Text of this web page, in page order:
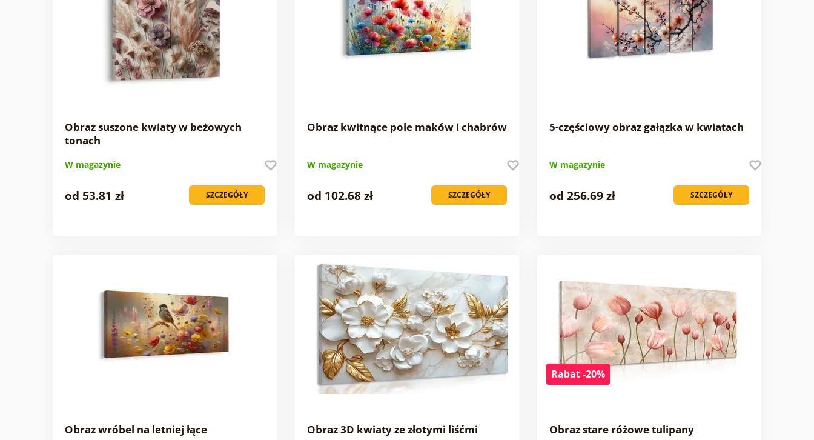
Obraz suszone kwiaty w beżowych
tonach
W magazynie
SZCZEGÓŁY
od 53.81 zł
Obraz kwitnące pole maków i chabrów
W magazynie
SZCZEGÓŁY
od 102.68 zł
5-częściowy obraz gałązka w kwiatach
W magazynie
SZCZEGÓŁY
od 256.69 zł
Obraz wróbel na letniej łące Obraz 3D kwiaty ze złotymi liśćmi
Rabat -20%
Obraz stare różowe tulipany